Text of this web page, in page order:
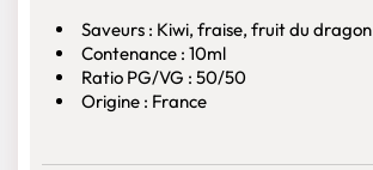
Saveurs : Kiwi, fraise, fruit du dragon
Contenance : 10ml
Ratio PG/VG : 50/50
Origine : France